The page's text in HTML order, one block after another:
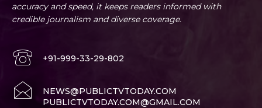
accuracy and speed, it keeps readers informed with
credible journalism and diverse coverage.
+91-999-33-29-802
NEWS@PUBLICTVTODAY.COM
PUBLICTVTODAY.COM@GMAIL.COM